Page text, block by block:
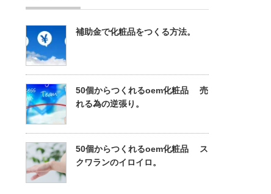
補助金で化粧品をつくる方法。
50個からつくれるoem化粧品 売
れる為の逆張り。
50個からつくれるoem化粧品 ス
クワランのイロイロ。